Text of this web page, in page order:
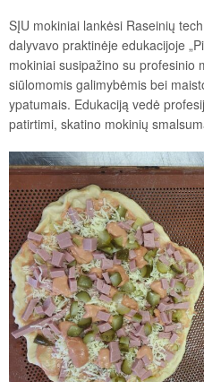
SĮU mokiniai lankėsi Raseinių
dalyvavo praktinėje edukacijoje
mokiniai susipažino su profesinio
siūlomomis galimybėmis bei
ypatumais. Edukaciją vedė
patirtimi, skatino mokinių